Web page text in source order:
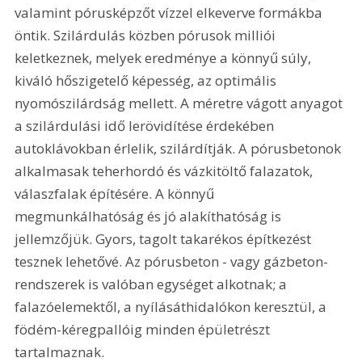
valamint pórusképzőt vízzel elkeverve formákba
öntik. Szilárdulás közben pórusok milliói
keletkeznek, melyek eredménye a könnyű súly,
kiváló hőszigetelő képesség, az optimális
nyomószilárdság mellett. A méretre vágott anyagot
a szilárdulási idő lerövidítése érdekében
autoklávokban érlelik, szilárdítják. A pórusbetonok
alkalmasak teherhordó és vázkitöltő falazatok,
válaszfalak építésére. A könnyű
megmunkálhatóság és jó alakíthatóság is
jellemzőjük. Gyors, tagolt takarékos építkezést
tesznek lehetővé. Az pórusbeton - vagy gázbeton-
rendszerek is valóban egységet alkotnak; a
falazóelemektől, a nyílásáthidalókon keresztül, a
födém-kéregpallóig minden épületrészt
tartalmaznak.